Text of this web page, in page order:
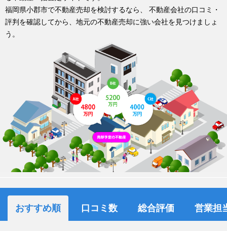
福岡県小郡市で不動産売却を検討するなら、 不動産会社の口コミ・
評判を確認してから、地元の不動産売却に強い会社を見つけましょ
う。
おすすめ順 口コミ数 総合評価 営業担